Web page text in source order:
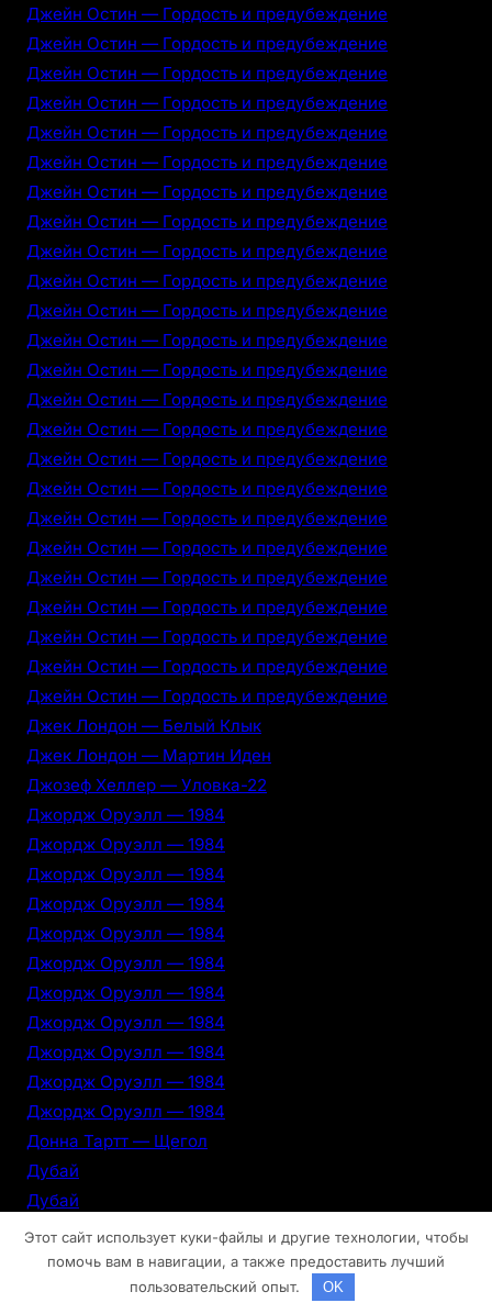
Джейн Остин — Гордость и предубеждение
Джейн Остин — Гордость и предубеждение
Джейн Остин — Гордость и предубеждение
Джейн Остин — Гордость и предубеждение
Джейн Остин — Гордость и предубеждение
Джейн Остин — Гордость и предубеждение
Джейн Остин — Гордость и предубеждение
Джейн Остин — Гордость и предубеждение
Джейн Остин — Гордость и предубеждение
Джейн Остин — Гордость и предубеждение
Джейн Остин — Гордость и предубеждение
Джейн Остин — Гордость и предубеждение
Джейн Остин — Гордость и предубеждение
Джейн Остин — Гордость и предубеждение
Джейн Остин — Гордость и предубеждение
Джейн Остин — Гордость и предубеждение
Джейн Остин — Гордость и предубеждение
Джейн Остин — Гордость и предубеждение
Джейн Остин — Гордость и предубеждение
Джейн Остин — Гордость и предубеждение
Джейн Остин — Гордость и предубеждение
Джейн Остин — Гордость и предубеждение
Джейн Остин — Гордость и предубеждение
Джейн Остин — Гордость и предубеждение
Джек Лондон — Белый Клык
Джек Лондон — Мартин Иден
Джозеф Хеллер — Уловка-22
Джордж Оруэлл — 1984
Джордж Оруэлл — 1984
Джордж Оруэлл — 1984
Джордж Оруэлл — 1984
Джордж Оруэлл — 1984
Джордж Оруэлл — 1984
Джордж Оруэлл — 1984
Джордж Оруэлл — 1984
Джордж Оруэлл — 1984
Джордж Оруэлл — 1984
Джордж Оруэлл — 1984
Донна Тартт — Щегол
Дубай
Дубай
Дубай
Дубай
Этот сайт использует куки-файлы и другие технологии, чтобы
помочь вам в навигации, а также предоставить лучший
пользовательский опыт.
OK